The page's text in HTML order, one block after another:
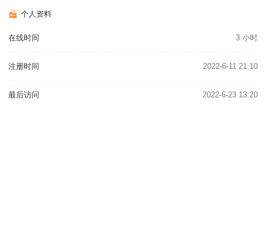
个人资料
在线时间 3 小时
注册时间 2022-6-11 21:10
最后访问 2022-6-23 13:20